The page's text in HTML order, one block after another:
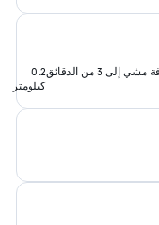
إلى 3 من الدقائق
0.2
كيلومتر